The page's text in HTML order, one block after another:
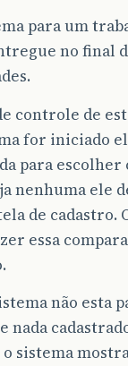
para um
no final
controle de
for iniciado
para escolher
nenhuma ele
de cadastro.
essa
não esta
nada
sistema